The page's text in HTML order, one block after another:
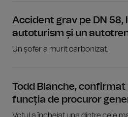
Accident grav pe DN 58,
autoturism și un
Un șofer a murit carbonizat.
Todd Blanche, confirmat
funcția de procuror